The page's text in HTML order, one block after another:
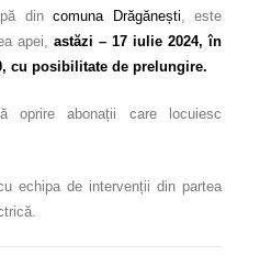
dincomuna Drăgănești , este
apei, astăzi – 17 iulie 2024, în
cu posibilitate de prelungire.
oprire abonații care locuiesc
echipa de intervenții din partea